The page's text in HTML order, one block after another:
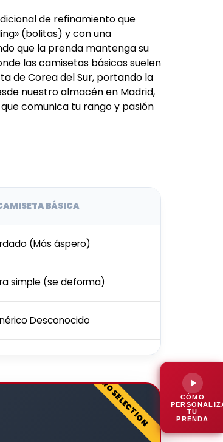
de refinamiento que
(bolitas) y con una
que la prenda mantenga su
las camisetas básicas suelen
de Corea del Sur, portando la
nuestro almacén en Madrid,
comunica tu rango y pasión
BÁSICA
(Más áspero)
simple (se deforma)
Desconocido
PRO SELECTION
CÓMO
TU
PRENDA